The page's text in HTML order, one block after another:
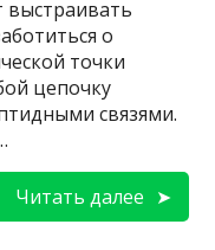
выстраивать
о
точки
цепочку
связями.
Читать далее